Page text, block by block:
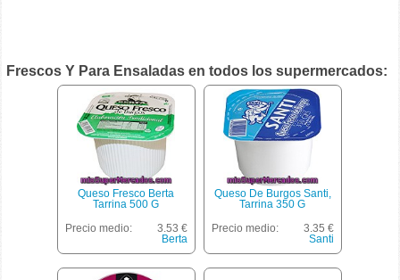
Frescos Y Para Ensaladas en todos los supermercados:
Queso Fresco Berta
Tarrina 500 G
Precio medio:
3.53 €
Berta
Queso De Burgos Santi,
Tarrina 350 G
Precio medio:
3.35 €
Santi